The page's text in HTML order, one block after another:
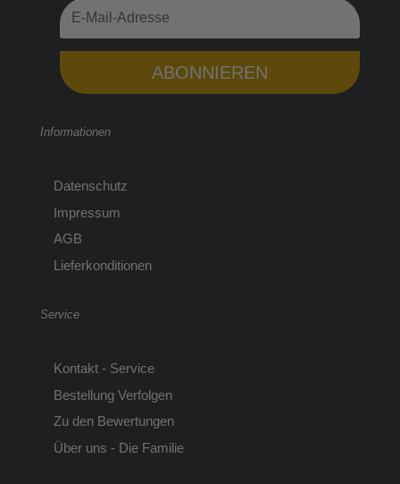
ABONNIEREN
Informationen
Datenschutz
Impressum
AGB
Lieferkonditionen
Service
Kontakt - Service
Bestellung Verfolgen
Zu den Bewertungen
Über uns - Die Familie